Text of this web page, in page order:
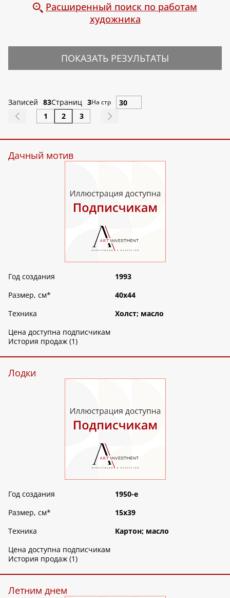
Расширенный поиск по работам
художника
ПОКАЗАТЬ РЕЗУЛЬТАТЫ
Записей 83Страниц 3На стр
1 2 3
Дачный мотив
Год создания
1993
Размер, см*
40х44
Техника
Холст; масло
Цена доступна подписчикам
История продаж (1)
Лодки
Год создания
1950-е
Размер, см*
15х39
Техника
Картон; масло
Цена доступна подписчикам
История продаж (1)
Летним днем